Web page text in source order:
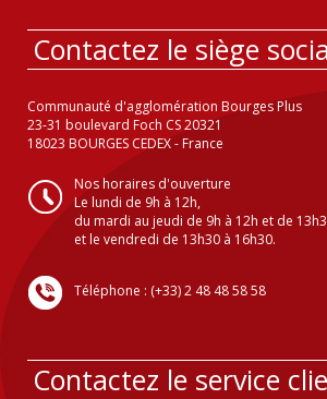
Contactez le siège
Communauté d'agglomération Bourges Plus
23-31 boulevard Foch CS 20321
18023 BOURGES CEDEX - France
Nos horaires d'ouverture
Le lundi de 9h à 12h,
du mardi au jeudi de 9h à 12h et de
et le vendredi de 13h30 à 16h30.
Téléphone : (+33) 2 48 48 58 58
Contactez le service